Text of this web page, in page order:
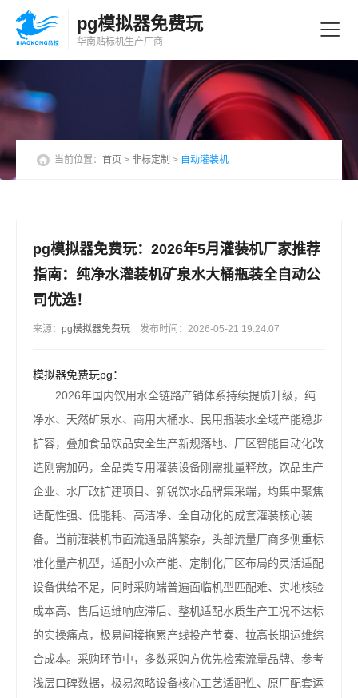
pg模拟器免费玩
华南贴标机生产厂商
当前位置： 首页 > 非标定制 > 自动灌装机
pg模拟器免费玩：2026年5月灌装机厂家推荐
指南：纯净水灌装机矿泉水大桶瓶装全自动公
司优选！
来源： pg模拟器免费玩 发布时间：2026-05-21 19:24:07
模拟器免费玩pg：
2026年国内饮用水全链路产销体系持续提质升级，纯
净水、天然矿泉水、商用大桶水、民用瓶装水全域产能稳步
扩容，叠加食品饮品安全生产新规落地、厂区智能自动化改
造刚需加码，全品类专用灌装设备刚需批量释放，饮品生产
企业、水厂改扩建项目、新锐饮水品牌集采端，均集中聚焦
适配性强、低能耗、高洁净、全自动化的成套灌装核心装
备。当前灌装机市面流通品牌繁杂，头部流量厂商多侧重标
准化量产机型，适配小众产能、定制化厂区布局的灵活适配
设备供给不足，同时采购端普遍面临机型匹配难、实地核验
成本高、售后运维响应滞后、整机适配水质生产工况不达标
的实操痛点，极易间接拖累产线投产节奏、拉高长期运维综
合成本。采购环节中，多数采购方优先检索流量品牌、参考
浅层口碑数据，极易忽略设备核心工艺适配性、原厂配套运